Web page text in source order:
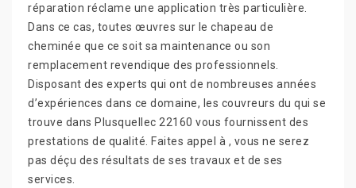
réparation réclame une application très particulière.
Dans ce cas, toutes œuvres sur le chapeau de
cheminée que ce soit sa maintenance ou son
remplacement revendique des professionnels.
Disposant des experts qui ont de nombreuses années
d’expériences dans ce domaine, les couvreurs du qui se
trouve dans Plusquellec 22160 vous fournissent des
prestations de qualité. Faites appel à , vous ne serez
pas déçu des résultats de ses travaux et de ses
services.